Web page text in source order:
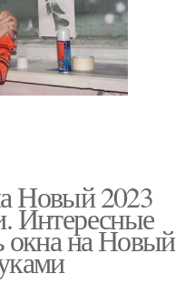
Новый 2023
Интересные
окна на Новый